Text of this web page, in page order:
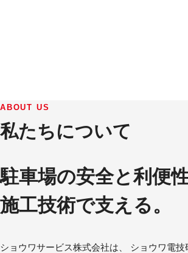
ABOUT US
私たちについて
駐車場の安全と利便性
施工技術で支える。
ショウワサービス株式会社は、 ショウワ電技